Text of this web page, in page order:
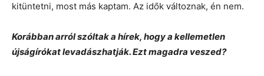
kitüntetni, most más kaptam. Az idők változnak, én nem.
Korábban arról szóltak a hírek, hogy a kellemetlen
újságírókat levadászhatják. Ezt magadra veszed?